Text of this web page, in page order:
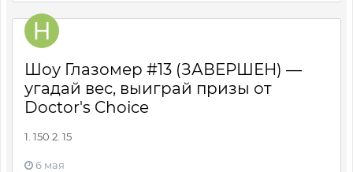
Шоу Глазомер #13 (ЗАВЕРШЕН) —
угадай вес, выиграй призы от
Doctor's Choice
1. 150 2. 15
6 мая